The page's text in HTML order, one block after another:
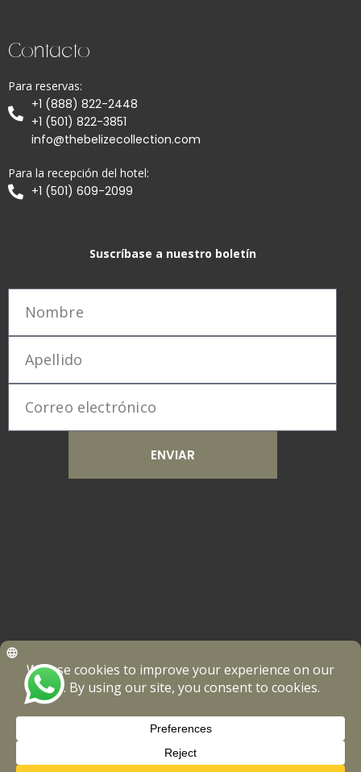
Contacto
Para reservas:
+1 (888) 822-2448
+1 (501) 822-3851
info@thebelizecollection.com
Para la recepción del hotel:
+1 (501) 609-2099
Suscríbase a nuestro boletín
ENVIAR